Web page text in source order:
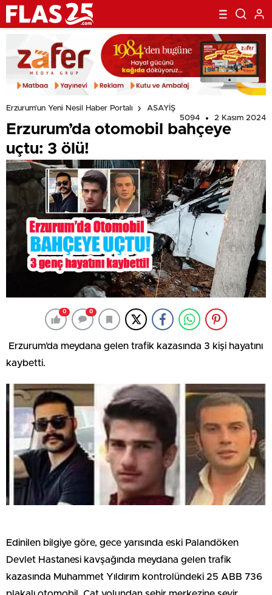
Erzurum'un Yeni Nesil Haber Portalı
ASAYİŞ
5094
2 Kasım 2024
Erzurum’da otomobil bahçeye
uçtu: 3 ölü!
0 0
Erzurum’da meydana gelen trafik kazasında 3 kişi hayatını
kaybetti.
Edinilen bilgiye göre, gece yarısında eski Palandöken
Devlet Hastanesi kavşağında meydana gelen trafik
kazasında Muhammet Yıldırım kontrolündeki 25 ABB 736